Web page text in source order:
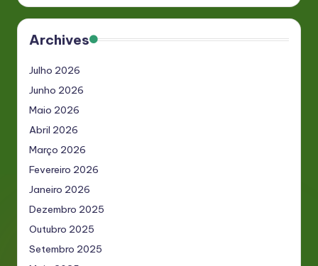
Archives
Julho 2026
Junho 2026
Maio 2026
Abril 2026
Março 2026
Fevereiro 2026
Janeiro 2026
Dezembro 2025
Outubro 2025
Setembro 2025